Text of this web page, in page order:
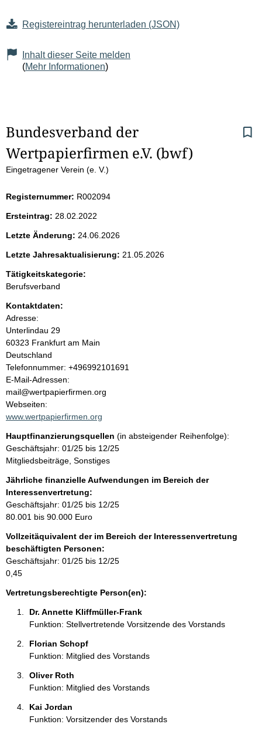
Registereintrag herunterladen (JSON)
Inhalt dieser Seite melden
(Mehr Informationen)
S
e
t
e
n
i
n
h
a
l
t
Bundesverband der
Wertpapierfirmen e.V. (bwf)
Eingetragener Verein (e. V.)
Registernummer: R002094
Ersteintrag: 28.02.2022
Letzte Änderung: 24.06.2026
Letzte Jahresaktualisierung: 21.05.2026
Tätigkeitskategorie:
Berufsverband
Kontaktdaten:
Adresse:
Unterlindau 29
60323 Frankfurt am Main
Deutschland
K
o
n
t
a
t
i
n
f
o
r
m
t
i
o
n
e
Telefonnummer: +496992101691
E-Mail-Adressen:
mail@wertpapierfirmen.org
Webseiten:
www.wertpapierfirmen.org
Hauptfinanzierungsquellen (in absteigender Reihenfolge):
Geschäftsjahr: 01/25 bis 12/25
Mitgliedsbeiträge, Sonstiges
Jährliche finanzielle Aufwendungen im Bereich der
Interessenvertretung:
Geschäftsjahr: 01/25 bis 12/25
80.001 bis 90.000 Euro
Vollzeitäquivalent der im Bereich der Interessenvertretung
beschäftigten Personen:
Geschäftsjahr: 01/25 bis 12/25
0,45
Vertretungsberechtigte Person(en):
Dr. Annette Kliffmüller-Frank
Funktion: Stellvertretende Vorsitzende des Vorstands
Florian Schopf
Funktion: Mitglied des Vorstands
Oliver Roth
Funktion: Mitglied des Vorstands
Kai Jordan
Funktion: Vorsitzender des Vorstands